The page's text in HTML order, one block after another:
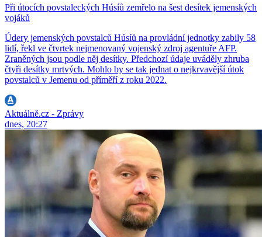
Při útocích povstaleckých Húsíů zemřelo na šest desítek jemenských
vojáků
Údery jemenských povstalců Húsíů na provládní jednotky zabily 58
lidí, řekl ve čtvrtek nejmenovaný vojenský zdroj agentuře AFP.
Zraněných jsou podle něj desítky. Předchozí údaje uváděly zhruba
čtyři desítky mrtvých. Mohlo by se tak jednat o nejkrvavější útok
povstalců v Jemenu od příměří z roku 2022.
Aktuálně.cz - Zprávy
dnes, 20:27